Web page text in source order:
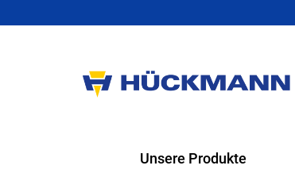
Unsere Produkte